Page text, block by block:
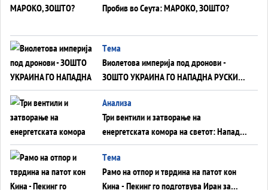
Пробив во Сеута: МАРОКО, ЗОШТО?
Tема
Виолетова империја под дронови -
ЗОШТО УКРАИНА ГО НАПАДНА РУСКИОТ
WILDBERRIES
Aнализа
Три вентили и затворање на
енергетската комора на светот: Нападот
во Суец најавува глобален енергетски
инфаркт?
Tема
Рамо на отпор и тврдина на патот кон
Кина - Пекинг го подготвува Иран за